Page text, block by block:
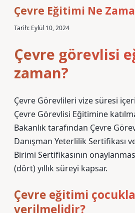
Çevre Eğitimi Ne
Tarih: Eylül 10, 2024
Çevre görevlisi
zaman?
Çevre Görevlileri vize süresi
Çevre Görevlisi Eğitimine
Bakanlık tarafından Çevre
Danışman Yeterlilik Sertifikası
Birimi Sertifikasının
(dört) yıllık süreyi kapsar.
Çevre eğitimi
verilmelidir?